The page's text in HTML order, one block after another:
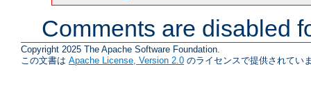
Comments are disabled
Copyright 2025 The Apache Software Foundation.
この文書は Apache License, Version 2.0 のライセンスで提供されてい